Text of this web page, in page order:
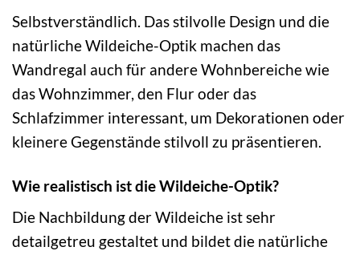
Selbstverständlich. Das stilvolle Design und die
natürliche Wildeiche-Optik machen das
Wandregal auch für andere Wohnbereiche wie
das Wohnzimmer, den Flur oder das
Schlafzimmer interessant, um Dekorationen oder
kleinere Gegenstände stilvoll zu präsentieren.
Wie realistisch ist die Wildeiche-Optik?
Die Nachbildung der Wildeiche ist sehr
detailgetreu gestaltet und bildet die natürliche